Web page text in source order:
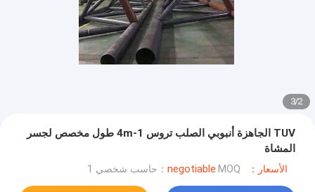
2
/
3
TUV الجاهزة أنبوبي الصلب تروس 1-4m طول مخصص لجسر
المشاة
الأسعار：negotiable MOQ：حاسب شخصي 1